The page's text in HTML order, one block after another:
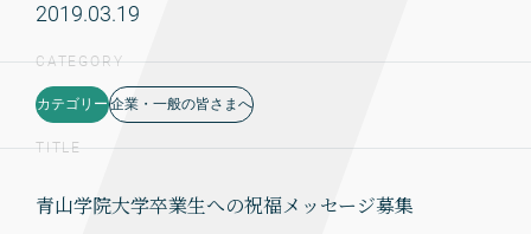
2019.03.19
CATEGORY
カテゴリー 企業・一般の皆さまへ
TITLE
青山学院大学卒業生への祝福メッセージ募集